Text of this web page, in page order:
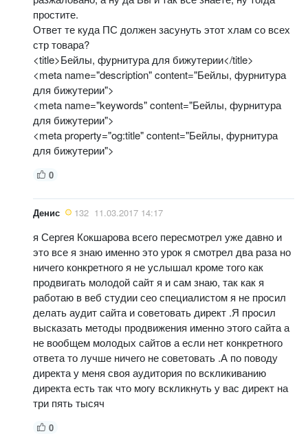
простите.
Ответ те куда ПС должен засунуть этот хлам со всех
стр товара?
<title>Бейлы, фурнитура для бижутерии</title>
<meta name="description" content="Бейлы, фурнитура
для бижутерии">
<meta name="keywords" content="Бейлы, фурнитура
для бижутерии">
<meta property="og:title" content="Бейлы, фурнитура
для бижутерии">
0
Денис 132 11.03.2017 14:17
я Сергея Кокшарова всего пересмотрел уже давно и
это все я знаю именно это урок я смотрел два раза но
ничего конкретного я не услышал кроме того как
продвигать молодой сайт я и сам знаю, так как я
работаю в веб студии сео специалистом я не просил
делать аудит сайта и советовать директ .Я просил
высказать методы продвижения именно этого сайта а
не вообщем молодых сайтов а если нет конкретного
ответа то лучше ничего не советовать .А по поводу
директа у меня своя аудитория по вскликиванию
директа есть так что могу вскликнуть у вас директ на
три пять тысяч
0